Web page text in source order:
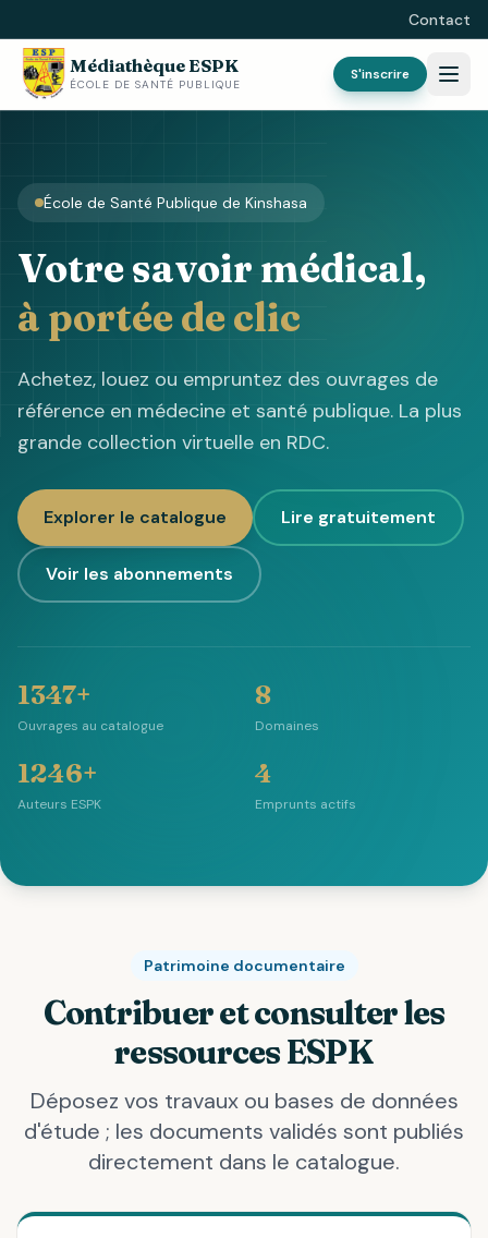
Contact
Médiathèque ESPK
ÉCOLE DE SANTÉ PUBLIQUE
S'inscrire
École de Santé Publique de Kinshasa
Votre savoir médical,
à portée de clic
Achetez, louez ou empruntez des ouvrages de
référence en médecine et santé publique. La plus
grande collection virtuelle en RDC.
Explorer le catalogue Lire gratuitement
Voir les abonnements
1347+
Ouvrages au catalogue
8
Domaines
1246+
Auteurs ESPK
4
Emprunts actifs
Patrimoine documentaire
Contribuer et consulter les
ressources ESPK
Déposez vos travaux ou bases de données
d'étude ; les documents validés sont publiés
directement dans le catalogue.